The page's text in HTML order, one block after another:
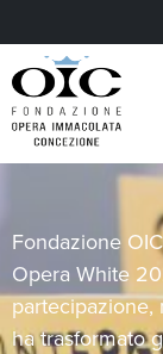
Fondazione
Opera White
partecipazione,
ha trasformato